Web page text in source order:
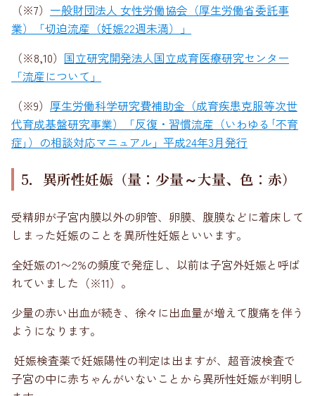
（※7） 一般財団法人 女性労働協会（厚生労働省委託事
業）「切迫流産（妊娠22週未満）」
（※8,10） 国立研究開発法人国立成育医療研究センター
「流産について」
（※9） 厚生労働科学研究費補助金（成育疾患克服等次世
代育成基盤研究事業）「反復・習慣流産（いわゆる｢不育
症｣）の相談対応マニュアル」平成24年3月発行
5．異所性妊娠（量：少量～大量、色：赤）
受精卵が子宮内膜以外の卵管、卵膜、腹膜などに着床して
しまった妊娠のことを異所性妊娠といいます。
全妊娠の1〜2%の頻度で発症し、以前は子宮外妊娠と呼ば
れていました（※11）。
少量の赤い出血が続き、徐々に出血量が増えて腹痛を伴う
ようになります。
妊娠検査薬で妊娠陽性の判定は出ますが、超音波検査で
子宮の中に赤ちゃんがいないことから異所性妊娠が判明し